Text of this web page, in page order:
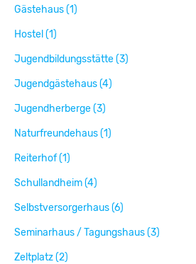
Gästehaus (1)
Hostel (1)
Jugendbildungsstätte (3)
Jugendgästehaus (4)
Jugendherberge (3)
Naturfreundehaus (1)
Reiterhof (1)
Schullandheim (4)
Selbstversorgerhaus (6)
Seminarhaus / Tagungshaus (3)
Zeltplatz (2)